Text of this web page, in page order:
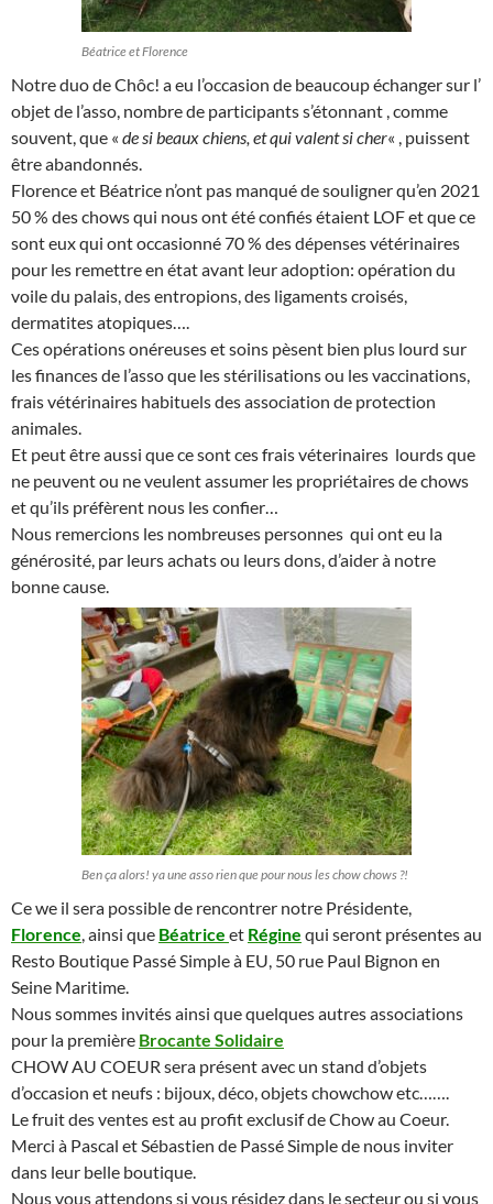
Béatrice et Florence
Notre duo de Chôc! a eu l’occasion de beaucoup échanger sur l’
objet de l’asso, nombre de participants s’étonnant , comme
souvent, que « de si beaux chiens, et qui valent si cher« , puissent
être abandonnés.
Florence et Béatrice n’ont pas manqué de souligner qu’en 2021
50 % des chows qui nous ont été confiés étaient LOF et que ce
sont eux qui ont occasionné 70 % des dépenses vétérinaires
pour les remettre en état avant leur adoption: opération du
voile du palais, des entropions, des ligaments croisés,
dermatites atopiques….
Ces opérations onéreuses et soins pèsent bien plus lourd sur
les finances de l’asso que les stérilisations ou les vaccinations,
frais vétérinaires habituels des association de protection
animales.
Et peut être aussi que ce sont ces frais véterinaires lourds que
ne peuvent ou ne veulent assumer les propriétaires de chows
et qu’ils préfèrent nous les confier…
Nous remercions les nombreuses personnes qui ont eu la
générosité, par leurs achats ou leurs dons, d’aider à notre
bonne cause.
Ben ça alors! ya une asso rien que pour nous les chow chows ?!
Ce we il sera possible de rencontrer notre Présidente,
Florence , ainsi que Béatrice et Régine qui seront présentes au
Resto Boutique Passé Simple à EU, 50 rue Paul Bignon en
Seine Maritime.
Nous sommes invités ainsi que quelques autres associations
pour la première Brocante Solidaire
CHOW AU COEUR sera présent avec un stand d’objets
d’occasion et neufs : bijoux, déco, objets chowchow etc…….
Le fruit des ventes est au profit exclusif de Chow au Coeur.
Merci à Pascal et Sébastien de Passé Simple de nous inviter
dans leur belle boutique.
Nous vous attendons si vous résidez dans le secteur ou si vous